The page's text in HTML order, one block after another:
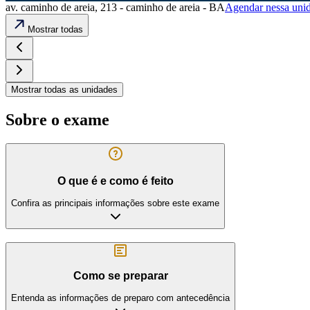
av. caminho de areia, 213 - caminho de areia - BAAgendar nessa
Mostrar todas
Mostrar todas as unidades
Sobre o exame
O que é e como é feito
Confira as principais informações sobre este exame
Como se preparar
Entenda as informações de preparo com antecedência